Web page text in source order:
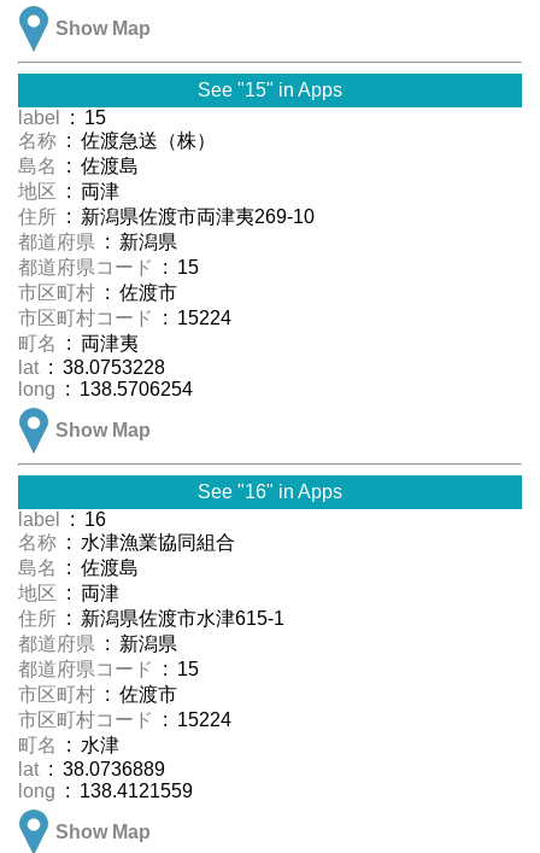
Show Map
See "15" in Apps
label
: 15
名称 : 佐渡急送（株）
島名
: 佐渡島
地区 : 両津
住所 : 新潟県佐渡市両津夷269-10
都道府県 : 新潟県
都道府県コード
: 15
市区町村 : 佐渡市
市区町村コード
: 15224
町名
: 両津夷
lat : 38.0753228
long : 138.5706254
Show Map
See "16" in Apps
label
: 16
名称 : 水津漁業協同組合
島名
: 佐渡島
地区 : 両津
住所 : 新潟県佐渡市水津615-1
都道府県 : 新潟県
都道府県コード
: 15
市区町村 : 佐渡市
市区町村コード
: 15224
町名
: 水津
lat : 38.0736889
long : 138.4121559
Show Map